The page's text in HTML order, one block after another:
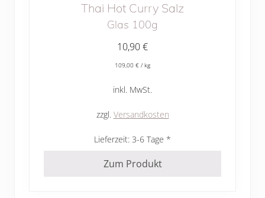
Thai Hot Curry Salz
Glas 100g
10,90€
109,00 € /kg
inkl. MwSt.
zzgl. Versandkosten
Lieferzeit: 3-6 Tage
Zum Produkt